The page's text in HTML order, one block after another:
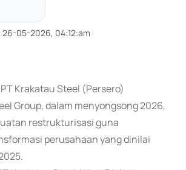
26-05-2026, 04:12:am
Krakatau Steel (Persero)
Group, dalam menyongsong 2026,
restrukturisasi guna
perusahaan yang dinilai